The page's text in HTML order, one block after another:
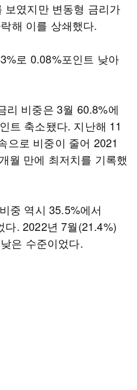
보였지만 변동형 금리가
해 이를 상쇄했다.
로 0.08%포인트 낮아
리 비중은 3월 60.8%에
트 축소됐다. 지난해 11
으로 비중이 줄어 2021
월 만에 최저치를 기록했
중 역시 35.5%에서
다. 2022년 7월(21.4%)
은 수준이었다.